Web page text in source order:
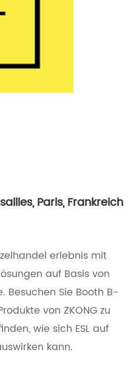
Paris, Frankreich
erlebnis mit
auf Basis von
Besuchen Sie Booth B-
von ZKONG zu
wie sich ESL auf
kann.